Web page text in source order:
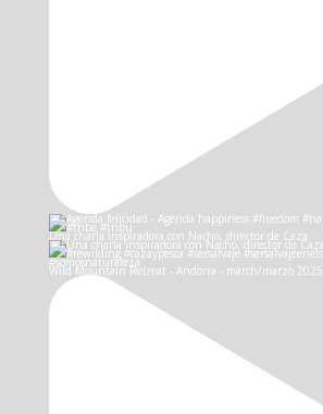
Una charla inspiradora con Nacho, director de Caza
Wild Mountain Retreat - Andorra - march/marzo 2025